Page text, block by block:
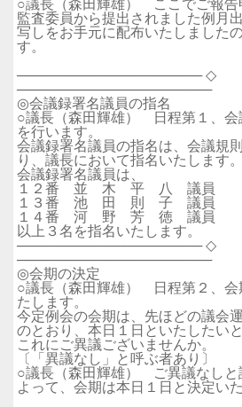
○議長（森田輝雄） ここでご報告
監査委員から提出されました例月
写しをお手元に配布いたしました
す。
─────────────────── ◇
────────────────────
◎会議録署名議員の指名
○議長（森田輝雄） 日程第１、会
を行います。
会議録署名議員の指名は、会議規
り、議長において指名いたします。
会議録署名議員は、
１２番 並 木 平 八 議員
１３番 池 田 則 子 議員
１４番 河 野 芳 徳 議員
以上３名を指名いたします。
─────────────────── ◇
────────────────────
◎会期の決定
○議長（森田輝雄） 日程第２、会
たします。
今定例会の会期は、先ほどの議会
のとおり、本日１日といたしたい
これにご異議ございませんか。
〔「異議なし」と呼ぶ者あり〕
○議長（森田輝雄） ご異議なしと
よって、会期は本日１日と決定い